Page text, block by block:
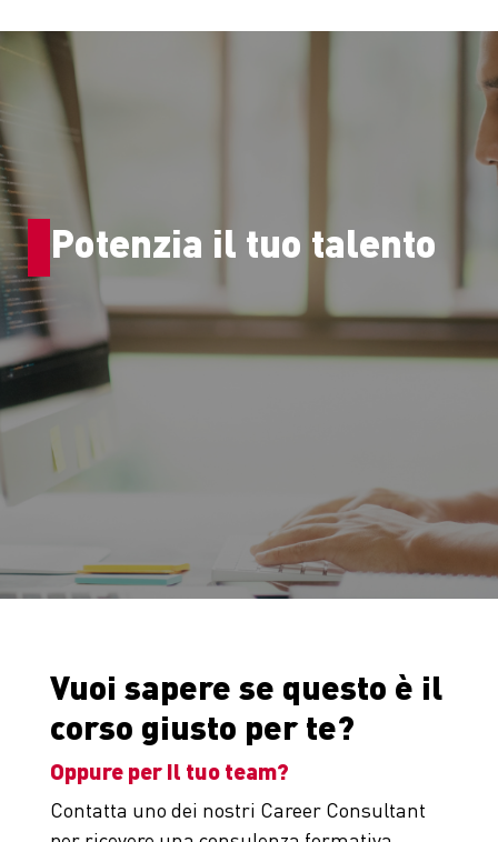
Potenzia il tuo talento
Vuoi sapere se questo è il
corso giusto per te?
Oppure per il tuo team?
Contatta uno dei nostri Career Consultant